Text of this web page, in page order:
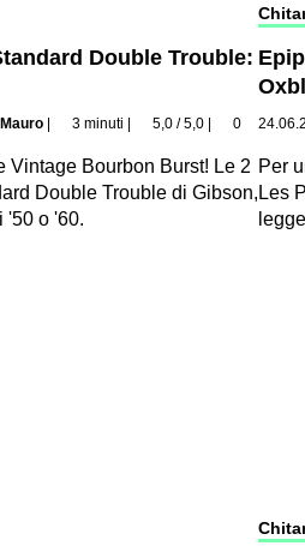
Double Trouble:
3 minuti 5,0 / 5,0 0
Vintage Bourbon Burst! Le 2
Double Trouble di Gibson,
'50 o '60.
Per
Les